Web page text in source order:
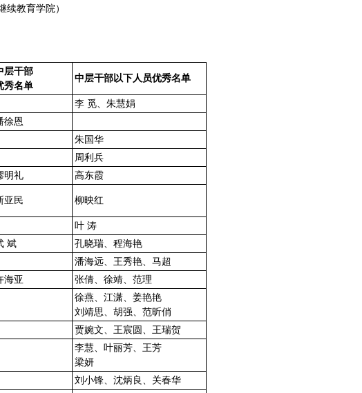
教育学院）
层干部
秀名单
中层干部以下人员优秀名单
李 觅、朱慧娟
徐恩
朱国华
周利兵
明礼 高东霞
亚民 柳映红
叶 涛
斌
孔晓瑞、程海艳
潘海远、王秀艳、马超
海亚 张倩、徐靖、范理
徐燕、江潇、姜艳艳
刘靖思、胡强、范昕俏
贾婉文、王宸圆、王瑞贺
李慧、叶丽芳、王芳
梁妍
刘小锋、沈炳良、关春华